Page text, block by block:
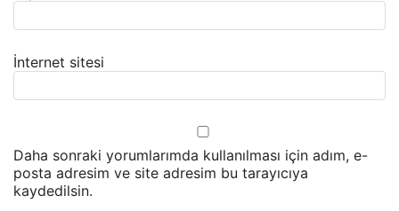
İnternet sitesi
Daha sonraki yorumlarımda kullanılması için adım, e-
posta adresim ve site adresim bu tarayıcıya
kaydedilsin.